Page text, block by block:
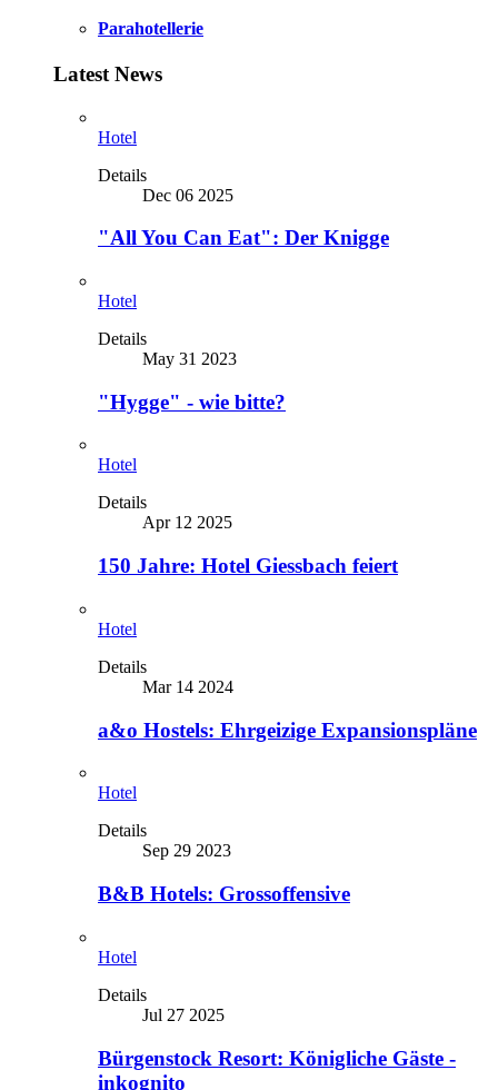
Parahotellerie
Latest News
Hotel
Details
Dec 06 2025
"All You Can Eat": Der Knigge
Hotel
Details
May 31 2023
"Hygge" - wie bitte?
Hotel
Details
Apr 12 2025
150 Jahre: Hotel Giessbach feiert
Hotel
Details
Mar 14 2024
a&o Hostels: Ehrgeizige Expansionspläne
Hotel
Details
Sep 29 2023
B&B Hotels: Grossoffensive
Hotel
Details
Jul 27 2025
Bürgenstock Resort: Königliche Gäste -
inkognito